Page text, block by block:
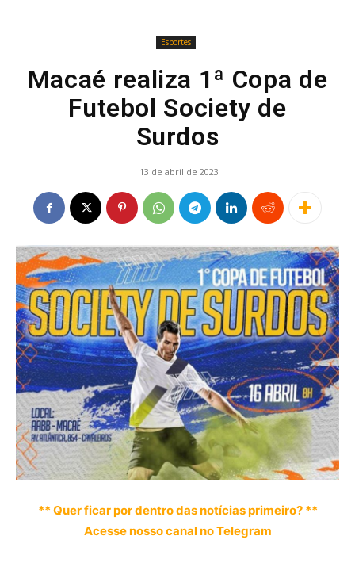
Esportes
Macaé realiza 1ª Copa de
Futebol Society de
Surdos
13 de abril de 2023
** Quer ficar por dentro das notícias primeiro? **
Acesse nosso canal no Telegram